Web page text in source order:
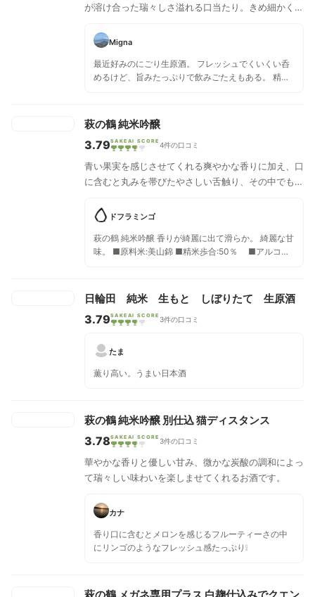
が溶け合った瑞々しさ溢れる口当たり。きめ細かく滑
が優雅に広がる。味わいはまるでマスカット果汁のよ
に歯切れよく楽しませてくれます。ぶどうの皮のよう
な渋味とピリッとしたスパイシーな辛味がスッキリと
Migna
最近好みのにごり生原酒。 フレッシュでくいくい呑
めるけど、旨みたっぷりで飲みごたえもある。 精米
萩の鶴 純米吟醸
3.79SAKEAI SCORE 4件の口コミ
青い果実を感じさせてくれる爽やかな香りに加え、口
に含むと丸みを帯びたやさしい舌触り、その中でも透
見ると洗練されている。
ドフラミンゴ
萩の鶴 純米吟醸 香りが綺麗に出て滑らか。 綺麗な甘
味。 ■原料米:美山錦 ■精米歩合:50％ ■アルコー
日輪田 純米 生もと しぼりたて 生原酒
3.79SAKEAI SCORE 3件の口コミ
たま
薫り高い。うまい日本酒
萩の鶴 純米吟醸 別仕込 猫ディスタンス
3.78SAKEAI SCORE 3件の口コミ
華やかな香りと優しい甘み、微かな炭酸の調和によっ
て瑞々しい味わいを楽しませてくれるお酒です。
カナ
香り口に含むとメロンを感じるフルーティーさの中
にリンゴのようなフレッシュ感たっぷり❕